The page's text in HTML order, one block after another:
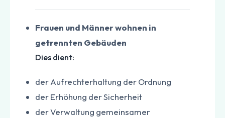
Frauen und Männer wohnen in
getrennten Gebäuden
Dies dient:
der Aufrechterhaltung der Ordnung
der Erhöhung der Sicherheit
der Verwaltung gemeinsamer